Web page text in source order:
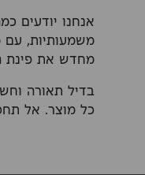
אנחנו יודעים
משמעותיות,
מחדש את פינת
בדיל תאורה
כל מוצר. אל